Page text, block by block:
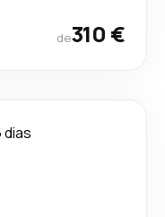
de310 €
dias